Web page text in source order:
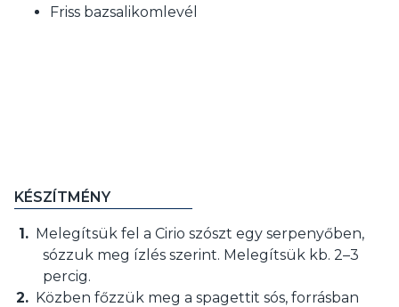
Friss bazsalikomlevél
KÉSZÍTMÉNY
Melegítsük fel a Cirio szószt egy serpenyőben,
sózzuk meg ízlés szerint. Melegítsük kb. 2–3
percig.
Közben főzzük meg a spagettit sós, forrásban